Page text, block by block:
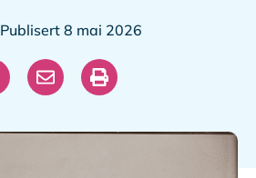
Publisert 8 mai 2026